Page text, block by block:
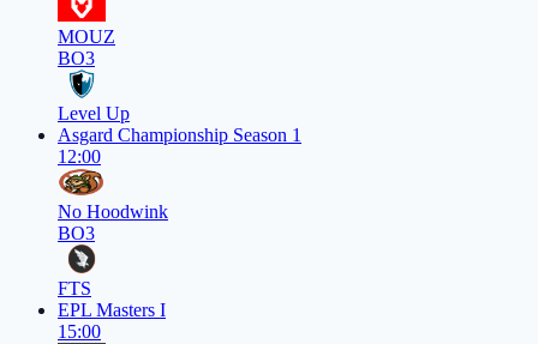
MOUZ
BO3
Level Up
Asgard Championship Season 1
12:00
No Hoodwink
BO3
FTS
EPL Masters I
15:00